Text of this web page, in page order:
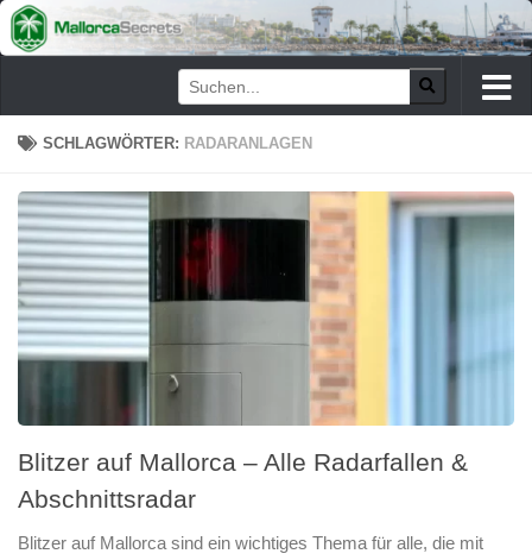
Zum Inhalt springen
SCHLAGWÖRTER: RADARANLAGEN
Blitzer auf Mallorca – Alle Radarfallen &
Abschnittsradar
Blitzer auf Mallorca sind ein wichtiges Thema für alle, die mit